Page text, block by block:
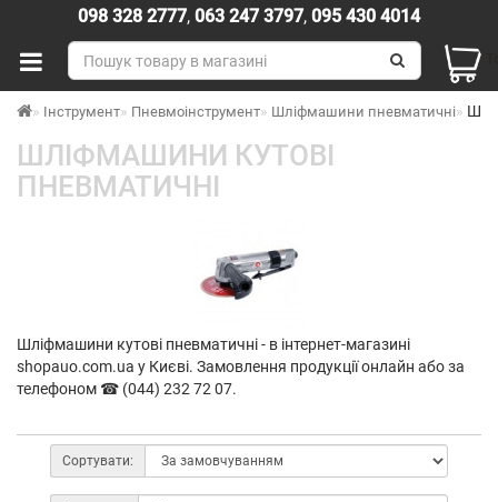
098 328 2777, 063 247 3797, 095 430 4014
Інструмент Пневмоінструмент Шліфмашини пневматичні
ШЛІФМАШИНИ КУТОВІ
ПНЕВМАТИЧНІ
Шліфмашини кутові пневматичні - в інтернет-магазині
shopauo.com.ua у Києві. Замовлення продукції онлайн або за
телефоном ☎ (044) 232 72 07.
Сортувати: